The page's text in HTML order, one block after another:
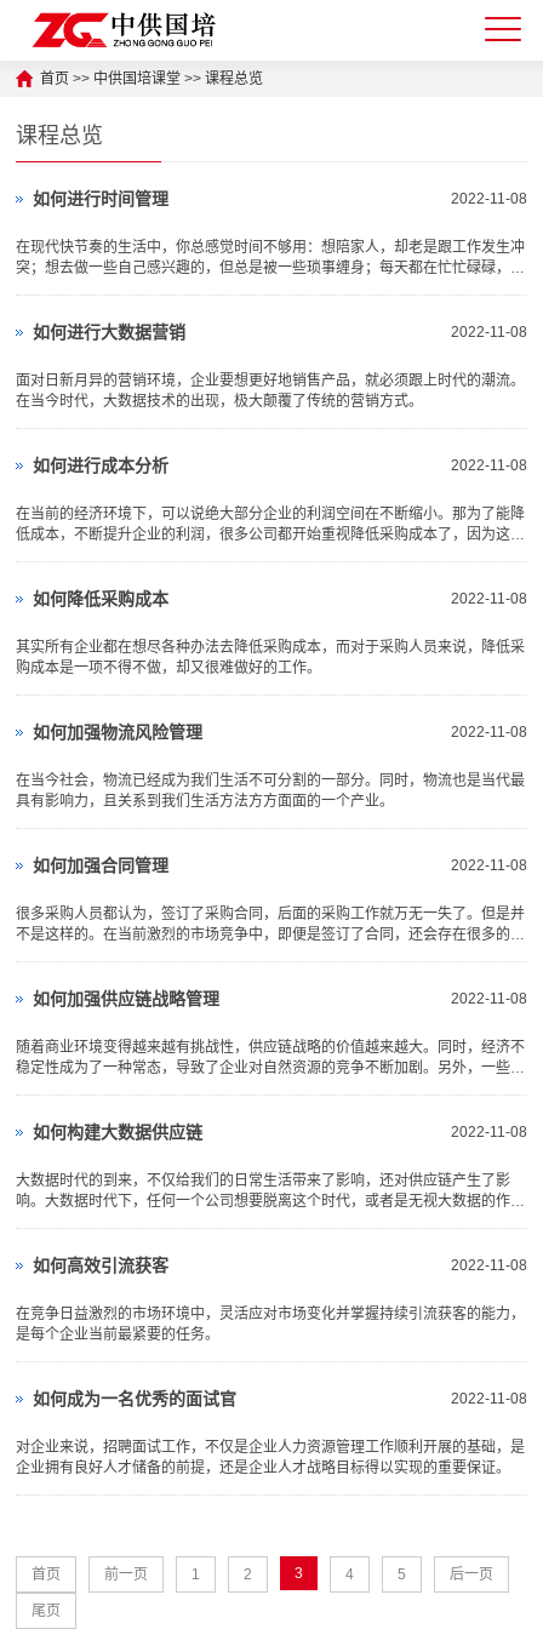
首页 >> 中供国培课堂 >>课程总览
课程总览
2022-11-08
如何进行时间管理
在现代快节奏的生活中，你总感觉时间不够用：想陪家人，却老是跟工作发生冲
突；想去做一些自己感兴趣的，但总是被一些琐事缠身；每天都在忙忙碌碌，却
2022-11-08
如何进行大数据营销
面对日新月异的营销环境，企业要想更好地销售产品，就必须跟上时代的潮流。
在当今时代，大数据技术的出现，极大颠覆了传统的营销方式。
2022-11-08
如何进行成本分析
在当前的经济环境下，可以说绝大部分企业的利润空间在不断缩小。那为了能降
低成本，不断提升企业的利润，很多公司都开始重视降低采购成本了，因为这是
2022-11-08
如何降低采购成本
其实所有企业都在想尽各种办法去降低采购成本，而对于采购人员来说，降低采
购成本是一项不得不做，却又很难做好的工作。
2022-11-08
如何加强物流风险管理
在当今社会，物流已经成为我们生活不可分割的一部分。同时，物流也是当代最
具有影响力，且关系到我们生活方法方方面面的一个产业。
2022-11-08
如何加强合同管理
很多采购人员都认为，签订了采购合同，后面的采购工作就万无一失了。但是并
不是这样的。在当前激烈的市场竞争中，即便是签订了合同，还会存在很多的风
2022-11-08
如何加强供应链战略管理
随着商业环境变得越来越有挑战性，供应链战略的价值越来越大。同时，经济不
稳定性成为了一种常态，导致了企业对自然资源的竞争不断加剧。另外，一些欠
2022-11-08
如何构建大数据供应链
大数据时代的到来，不仅给我们的日常生活带来了影响，还对供应链产生了影
响。大数据时代下，任何一个公司想要脱离这个时代，或者是无视大数据的作用
2022-11-08
如何高效引流获客
在竞争日益激烈的市场环境中，灵活应对市场变化并掌握持续引流获客的能力，
是每个企业当前最紧要的任务。
2022-11-08
如何成为一名优秀的面试官
对企业来说，招聘面试工作，不仅是企业人力资源管理工作顺利开展的基础，是
企业拥有良好人才储备的前提，还是企业人才战略目标得以实现的重要保证。
首页 前一页 1 2 3 4 5 后一页
尾页